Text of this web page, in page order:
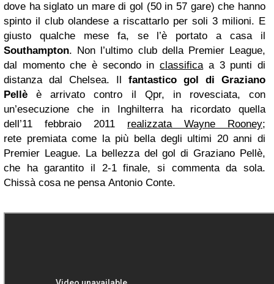
dove ha siglato un mare di gol (50 in 57 gare) che hanno
spinto il club olandese a riscattarlo per soli 3 milioni. E
giusto qualche mese fa, se l’è portato a casa il
Southampton. Non l’ultimo club della Premier League,
dal momento che è secondo inclassificaa 3 punti di
distanza dal Chelsea. Il fantastico gol di Graziano
Pellè è arrivato contro il Qpr, in rovesciata, con
un’esecuzione che in Inghilterra ha ricordato quella
dell’11 febbraio 2011 realizzata Wayne Rooney;
rete premiata come la più bella degli ultimi 20 anni di
Premier League. La bellezza del gol di Graziano Pellè,
che ha garantito il 2-1 finale, si commenta da sola.
Chissà cosa ne pensa Antonio Conte.